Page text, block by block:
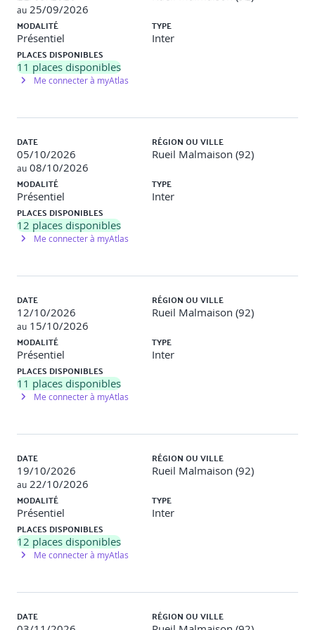
communication transparente.
Activité : Discussion : “L’IA peut-elle remplacer un
manager ?”
Atelier simulation de communication vers les équipes
(Icebreaker, pitch IA)
INTERSESSION
L’objectif principal est de permettre aux participants
d’acquérir une compréhension approfondie des enjeux
éthiques, réglementaires et organisationnels liés à
l’intelligence artificielle. En les confrontant à des situations
concrètes et à des réflexions appliquées à leur propre
dans l’entreprise.
Approche pédagogique : Une immersion active via le
LMS
L’approche pédagogique adoptée repose sur une
expérience immersive et interactive grâce à l’utilisation de
notre plateforme LMS. Les activités sont conçues pour
favoriser l’engagement actif, l’auto-positionnement, la
réflexion critique et la transposition au contexte réel.
-----
Jour 2
4. Enjeux juridiques et éthiques
Notions de transparence, loyauté, explicabilité et
Activité : Jeu de rôle éthique : scénario IA RH &
au 25/09/2026
MODALITÉ
Présentiel
TYPE
Inter
PLACES DISPONIBLES
11 places disponibles
Me connecter à myAtlas
DATE
05/10/2026
au 08/10/2026
RÉGION OU VILLE
Rueil Malmaison (92)
MODALITÉ
Présentiel
TYPE
Inter
PLACES DISPONIBLES
12 places disponibles
Me connecter à myAtlas
DATE
12/10/2026
au 15/10/2026
RÉGION OU VILLE
Rueil Malmaison (92)
MODALITÉ
Présentiel
TYPE
Inter
PLACES DISPONIBLES
11 places disponibles
Me connecter à myAtlas
DATE
19/10/2026
au 22/10/2026
RÉGION OU VILLE
Rueil Malmaison (92)
MODALITÉ
Présentiel
TYPE
Inter
PLACES DISPONIBLES
12 places disponibles
Me connecter à myAtlas
DATE RÉGION OU VILLE